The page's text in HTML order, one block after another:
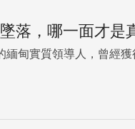
落，哪一面才是
甸實質領導人，曾經